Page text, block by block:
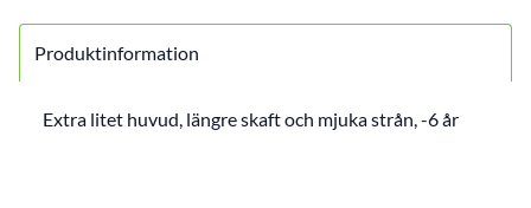
Produktinformation
Extra litet huvud, längre skaft och mjuka strån, -6 år